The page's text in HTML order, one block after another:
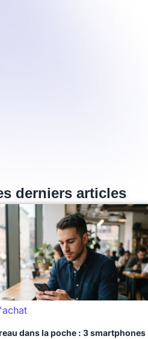
derniers articles
dans la poche : 3 smartphones